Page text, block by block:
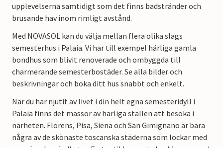
upplevelserna samtidigt som det finns badstränder och
brusande hav inom rimligt avstånd.
Med NOVASOL kan du välja mellan flera olika slags
semesterhus i Palaia. Vi har till exempel härliga gamla
bondhus som blivit renoverade och ombyggda till
charmerande semesterbostäder. Se alla bilder och
beskrivningar och boka ditt hus snabbt och enkelt.
När du har njutit av livet i din helt egna semesteridyll i
Palaia finns det massor av härliga ställen att besöka i
närheten. Florens, Pisa, Siena och San Gimignano är bara
några av de skönaste toscanska städerna som lockar med